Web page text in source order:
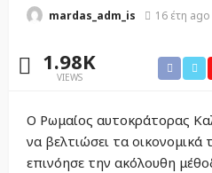
mardas_adm_is 16 έτη ago
1.98K
VIEWS
Ο Ρωμαίος αυτοκράτορας
να βελτιώσει τα οικονομικά
επινόησε την ακόλουθη